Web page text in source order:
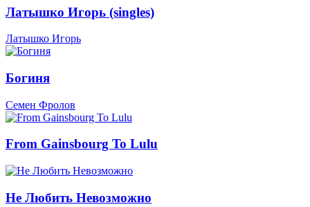
Латышко Игорь (singles)
Латышко Игорь
Богиня
Семен Фролов
From Gainsbourg To Lulu
Не Любить Невозможно